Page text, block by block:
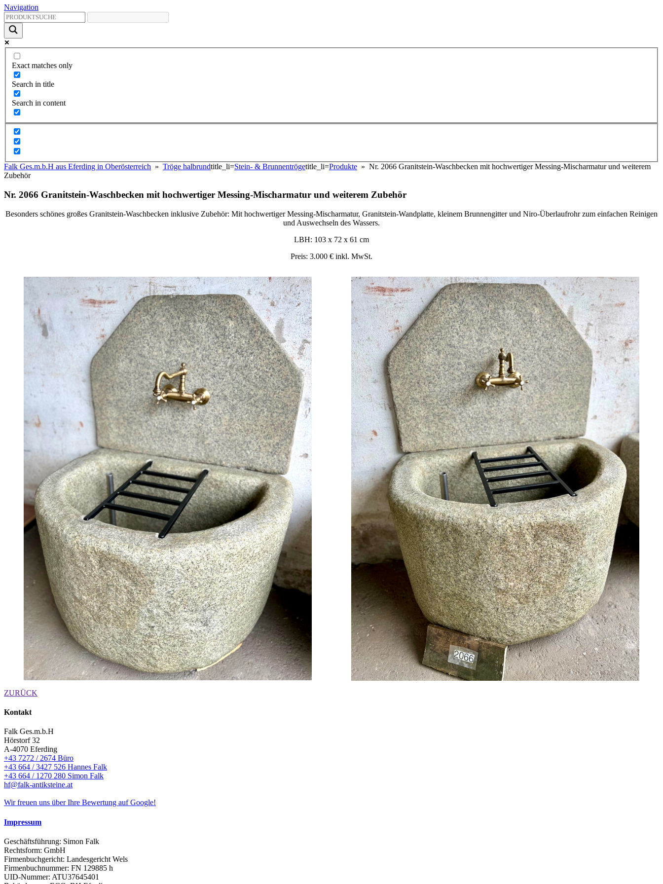
Navigation
Exact matches only
Search in title
Search in content
Falk Ges.m.b.H aus Eferding in Oberösterreich » Tröge halbrundtitle_li=Stein- & Brunnentrögetitle_li=Produkte » Nr. 2066 Granitstein-Waschbecken mit hochwertiger Messing-Mischarmatur und weiterem
Zubehör
Nr. 2066 Granitstein-Waschbecken mit hochwertiger Messing-Mischarmatur und weiterem Zubehör
Besonders schönes großes Granitstein-Waschbecken inklusive Zubehör: Mit hochwertiger Messing-Mischarmatur, Granitstein-Wandplatte, kleinem Brunnengitter und Niro-Überlaufrohr zum einfachen Reinigen
und Auswechseln des Wassers.
LBH: 103 x 72 x 61 cm
Preis: 3.000 € inkl. MwSt.
ZURÜCK
Kontakt
Falk Ges.m.b.H
Hörstorf 32
A-4070 Eferding
+43 7272 / 2674 Büro
+43 664 / 3427 526 Hannes Falk
+43 664 / 1270 280 Simon Falk
hf@falk-antiksteine.at
Wir freuen uns über Ihre Bewertung auf Google!
Impressum
Geschäftsführung: Simon Falk
Rechtsform: GmbH
Firmenbuchgericht: Landesgericht Wels
Firmenbuchnummer: FN 129885 h
UID-Nummer: ATU37645401